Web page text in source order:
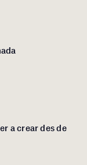
a crear des de